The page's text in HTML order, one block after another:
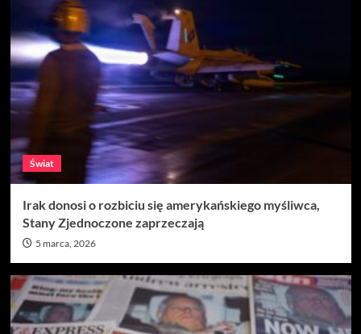
Świat
Irak donosi o rozbiciu się amerykańskiego myśliwca,
Stany Zjednoczone zaprzeczają
5 marca, 2026